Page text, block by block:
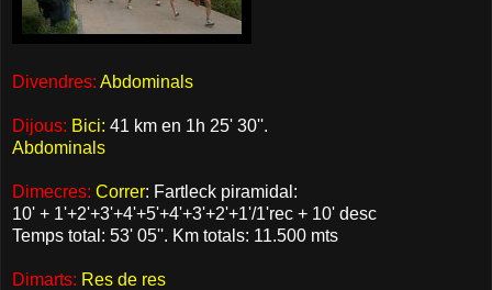
Divendres: Abdominals
Dijous: Bici: 41 km en 1h 25' 30''.
Abdominals
Dimecres: Correr: Fartleck piramidal:
10' + 1'+2'+3'+4'+5'+4'+3'+2'+1'/1'rec + 10' desc
Temps total: 53' 05''. Km totals: 11.500 mts
Dimarts: Res de res